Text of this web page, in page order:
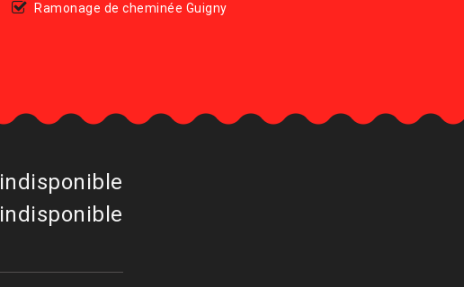
Ramonage de cheminée Guigny
indisponible
indisponible